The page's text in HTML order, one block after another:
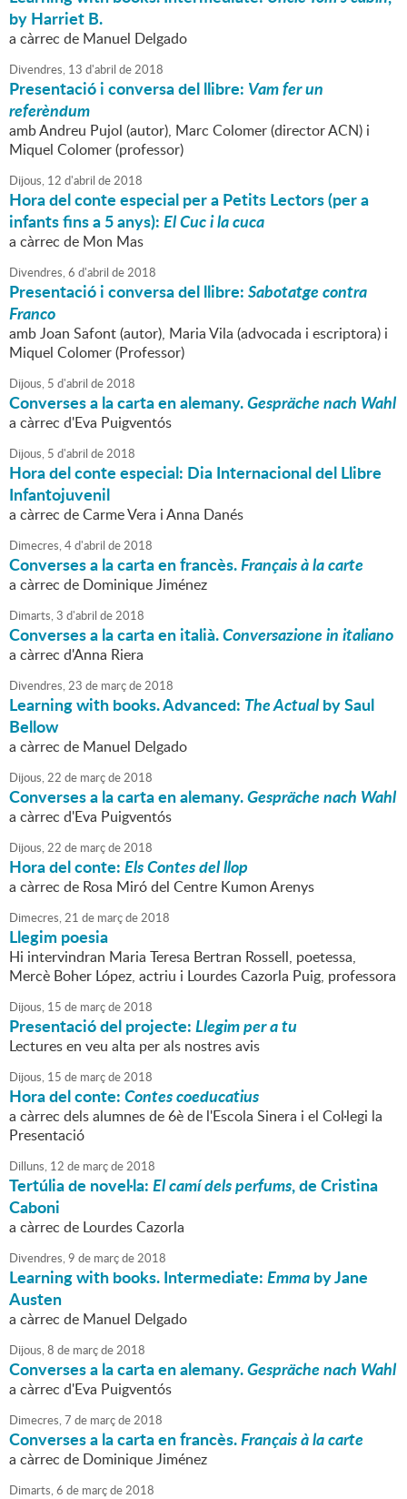
by Harriet B.
a càrrec de Manuel Delgado
Divendres, 13 d'abril de2018
Presentació i conversa del llibre: Vam fer un
referèndum
amb Andreu Pujol (autor), Marc Colomer (director ACN) i
Miquel Colomer (professor)
Dijous, 12 d'abril de2018
Hora del conte especial per a Petits Lectors (per a
infants fins a 5 anys):El Cuc i la cuca
a càrrec de Mon Mas
Divendres,6 d'abril de2018
Presentació i conversa del llibre:Sabotatge contra
Franco
amb Joan Safont (autor), Maria Vila (advocada i escriptora) i
Miquel Colomer (Professor)
Dijous, 5 d'abril de2018
Converses a la carta en alemany.Gespräche nach Wahl
a càrrec d'Eva Puigventós
Dijous, 5 d'abril de2018
Hora del conte especial: Dia Internacional del Llibre
Infantojuvenil
a càrrec de Carme Vera i Anna Danés
Dimecres,4d'abril de2018
Converses a la carta en francès.Français à la carte
a càrrec de Dominique Jiménez
Dimarts,3 d'abril de2018
Converses a la carta en italià.Conversazione in italiano
a càrrec d'Anna Riera
Divendres,23 de marçde2018
Learning with books. Advanced: The Actualby Saul
Bellow
a càrrec de Manuel Delgado
Dijous,22 de marçde2018
Converses a la carta en alemany.Gespräche nach Wahl
a càrrec d'Eva Puigventós
Dijous,22 de marçde2018
Hora del conte:Els Contes del llop
a càrrec de Rosa Miró del Centre Kumon Arenys
Dimecres,21 de marçde2018
Llegim poesia
Hi intervindran Maria Teresa Bertran Rossell, poetessa,
Mercè Boher López, actriu i Lourdes Cazorla Puig, professora
Dijous, 15 de marçde2018
Presentació del projecte:Llegim per a tu
Lectures en veu alta per als nostres avis
Dijous, 15 de marçde2018
Hora del conte:Contes coeducatius
a càrrec dels alumnes de 6è de l'Escola Sinera i el Col·legi la
Presentació
Dilluns, 12 de marçde2018
Tertúlia de novel·la:El camí dels perfums, de Cristina
Caboni
a càrrec de Lourdes Cazorla
Divendres,9 de marçde2018
Learning with books. Intermediate:Emmaby Jane
Austen
a càrrec de Manuel Delgado
Dijous,8 de marçde2018
Converses a la carta en alemany.Gespräche nach Wahl
a càrrec d'Eva Puigventós
Dimecres,7 de marçde2018
Converses a la carta en francès.Français à la carte
a càrrec de Dominique Jiménez
Dimarts,6 de marçde2018